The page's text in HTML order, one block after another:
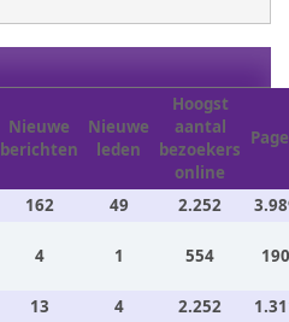
Nieuwe
berichten
Nieuwe
leden
Hoogst
aantal
bezoekers
online
162 49 2.252
4 1 554
13 4 2.252